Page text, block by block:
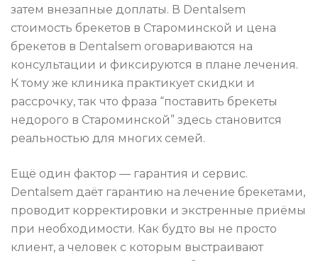
затем внезапные доплаты. В Dentalsem
стоимость брекетов в Староминской и цена
брекетов в Dentalsem оговариваются на
консультации и фиксируются в плане лечения.
К тому же клиника практикует скидки и
рассрочку, так что фраза “поставить брекеты
недорого в Староминской” здесь становится
реальностью для многих семей.
Ещё один фактор — гарантия и сервис.
Dentalsem даёт гарантию на лечение брекетами,
проводит корректировки и экстренные приёмы
при необходимости. Как будто вы не просто
клиент, а человек с которым выстраивают